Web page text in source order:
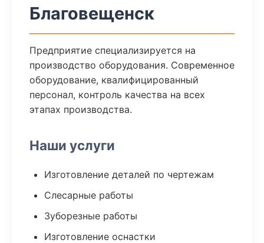
Благовещенск
Предприятие специализируется на
производство оборудования. Современное
оборудование, квалифицированный
персонал, контроль качества на всех
этапах производства.
Наши услуги
Изготовление деталей по чертежам
Слесарные работы
Зуборезные работы
Изготовление оснастки